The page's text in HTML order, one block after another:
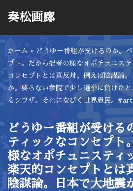
ン
テ
ン
ツ
へ
ス
ッ
プ
奏松画廊
ホーム » どうゆー番組が受けるのか。
プト。だから拙者の様なオポチュニス
コンセプトとは真反対。例えば陰謀論
か。要らない参院で少し選挙に負けた
るシワザ。それになびく世界愚民。
どうゆー番組が受ける
ティックなコンセプト
様なオポチュニスティ
楽天的コンセプトとは
陰謀論。日本で大地震